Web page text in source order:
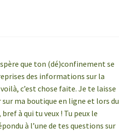
que ton (dé)confinement se
des informations sur la
c’est chose faite. Je te laisse
ma boutique en ligne et lors du
à qui tu veux ! Tu peux le
à l’une de tes questions sur